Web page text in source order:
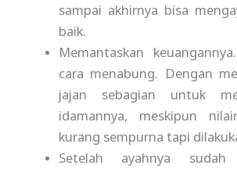
sampai akhirnya bisa
baik.
Memantaskan
cara menabung. Dengan
jajan sebagian untuk
idamannya, meskipun
kurang sempurna tapi
Setelah ayahnya